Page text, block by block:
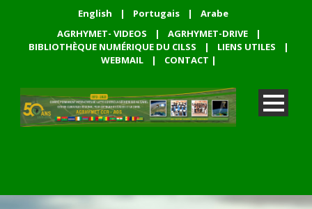
English | Portugais |
Arabe
AGRHYMET- VIDEOS
| AGRHYMET-DRIVE
|
BIBLIOTHÈQUE NUMÉRIQUE DU CILSS
| LIENS UTILES
|
WEBMAIL
| CONTACT |